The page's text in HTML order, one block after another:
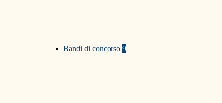
Bandi di concorso 9